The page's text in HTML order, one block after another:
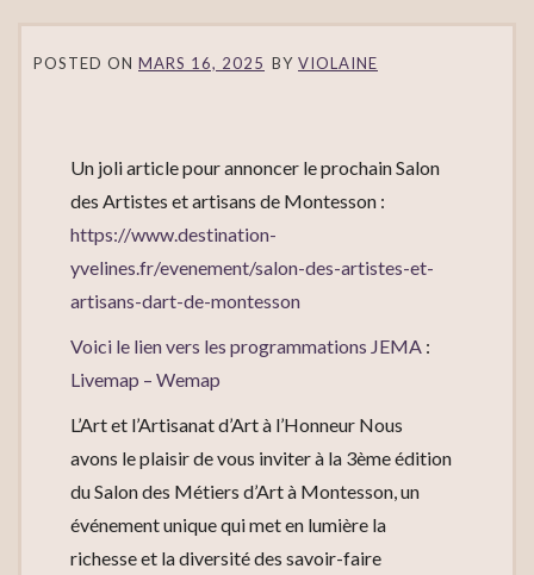
POSTED ON MARS 16, 2025 BY VIOLAINE
Un joli article pour annoncer le prochain Salon
des Artistes et artisans de Montesson :
https://www.destination-
yvelines.fr/evenement/salon-des-artistes-et-
artisans-dart-de-montesson
Voici le lien vers les programmations JEMA:
Livemap – Wemap
L’Art et l’Artisanat d’Art à l’Honneur Nous
avons le plaisir de vous inviter à la 3ème édition
du Salon des Métiers d’Art à Montesson, un
événement unique qui met en lumière la
richesse et la diversité des savoir-faire